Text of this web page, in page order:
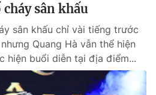
cháy sân khấu
sân khấu chỉ vài tiếng trước
Quang Hà vẫn thể hiện
hiện buổi diễn tại địa điểm...